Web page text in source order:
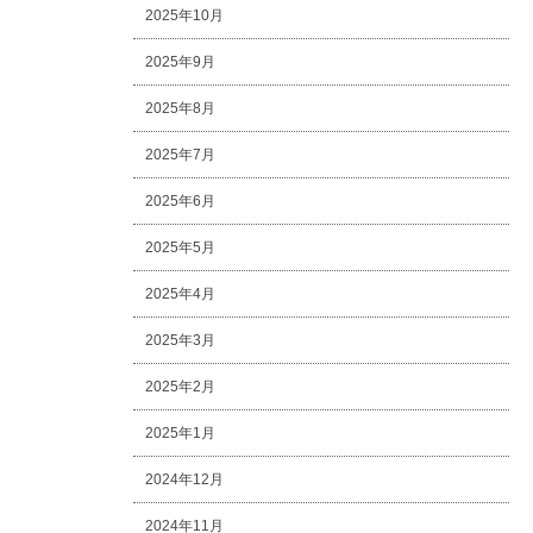
2025年10月
2025年9月
2025年8月
2025年7月
2025年6月
2025年5月
2025年4月
2025年3月
2025年2月
2025年1月
2024年12月
2024年11月